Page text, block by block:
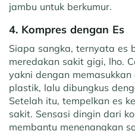
jambu untuk berkumur.
4. Kompres dengan Es
Siapa sangka, ternyata es
meredakan sakit gigi, lho.
yakni dengan
plastik, lalu dibungkus
Setelah itu, tempelkan es
sakit. Sensasi dingin dari
membantu menenangkan